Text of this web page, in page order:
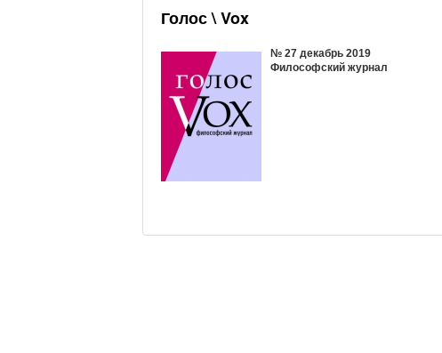
Голос \ Vox
№ 27 декабрь 2019
Философский журнал